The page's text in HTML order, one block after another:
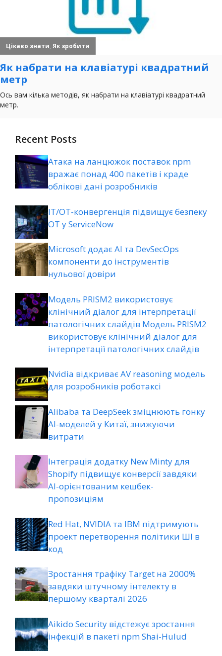
Recent Posts
Атака на ланцюжок поставок npm
вражає понад 400 пакетів і краде
облікові дані розробників
ІТ/ОТ-конвергенція підвищує безпеку
ОТ у ServiceNow
Microsoft додає AI та DevSecOps
компоненти до інструментів
нульової довіри
Модель PRISM2 використовує
клінічний діалог для інтерпретації
патологічних слайдів Модель PRISM2
використовує клінічний діалог для
інтерпретації патологічних слайдів
Nvidia відкриває AV reasoning модель
для розробників роботаксі
Alibaba та DeepSeek зміцнюють гонку
AI-моделей у Китаї, знижуючи
витрати
Інтеграція додатку New Minty для
Shopify підвищує конверсії завдяки
AI-орієнтованим кешбек-
пропозиціям
Red Hat, NVIDIA та IBM підтримують
проект перетворення політики ШІ в
код
Зростання трафіку Target на 2000%
завдяки штучному інтелекту в
першому кварталі 2026
Aikido Security відстежує зростання
інфекцій в пакеті npm Shai-Hulud